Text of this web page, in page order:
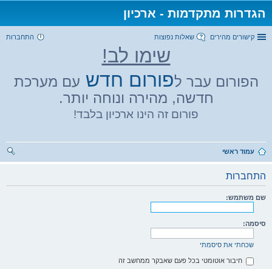
הגדרות מתקדמות - ארכיון
קישורים מהירים שאלות נפוצות התחברות
שימו לב!
הפורום עבר לפורום חדש עם מערכת
חדשה, מהירה ונוחה יותר.
פורום זה הינו ארכיון בלבד!
עמוד ראשי
התחברות
שם משתמש:
סיסמה:
שכחתי את סיסמתי
חיבור אוטומטי בכל פעם שאבקר ממחשב זה